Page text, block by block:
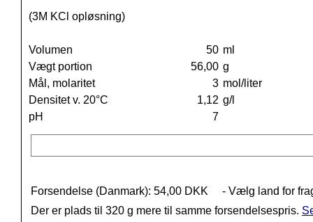
(3M KCl opløsning)
Volumen 50 ml
Vægt portion
56,00 g
Mål, molaritet
3 mol/liter
Densitet v. 20°C
1,12 g/l
pH
7
Forsendelse (Danmark): 54,00 DKK
- Vælg land for
Der er plads til 320 g mere til samme forsendelsespris.